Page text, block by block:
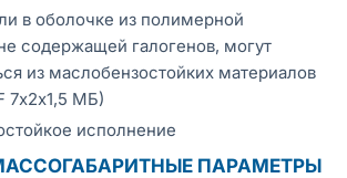
в оболочке из полимерной
содержащей галогенов, могут
из маслобензостойких материалов
МБ)
исполнение
ПАРАМЕТРЫ